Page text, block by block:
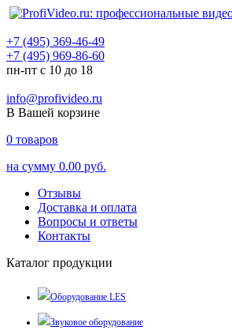
+7 (495) 369-46-49
+7 (495) 969-86-60
пн-пт с 10 до 18
info@profivideo.ru
В Вашей корзине
0 товаров
на сумму 0.00 руб.
Отзывы
Доставка и оплата
Вопросы и ответы
Контакты
Каталог продукции
Оборудование LES
Звуковое оборудование